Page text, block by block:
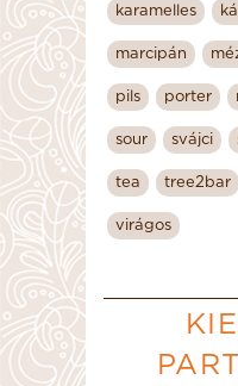
karamelles
marcipán
pils porter
sour svájci
tea tree2bar
virágos